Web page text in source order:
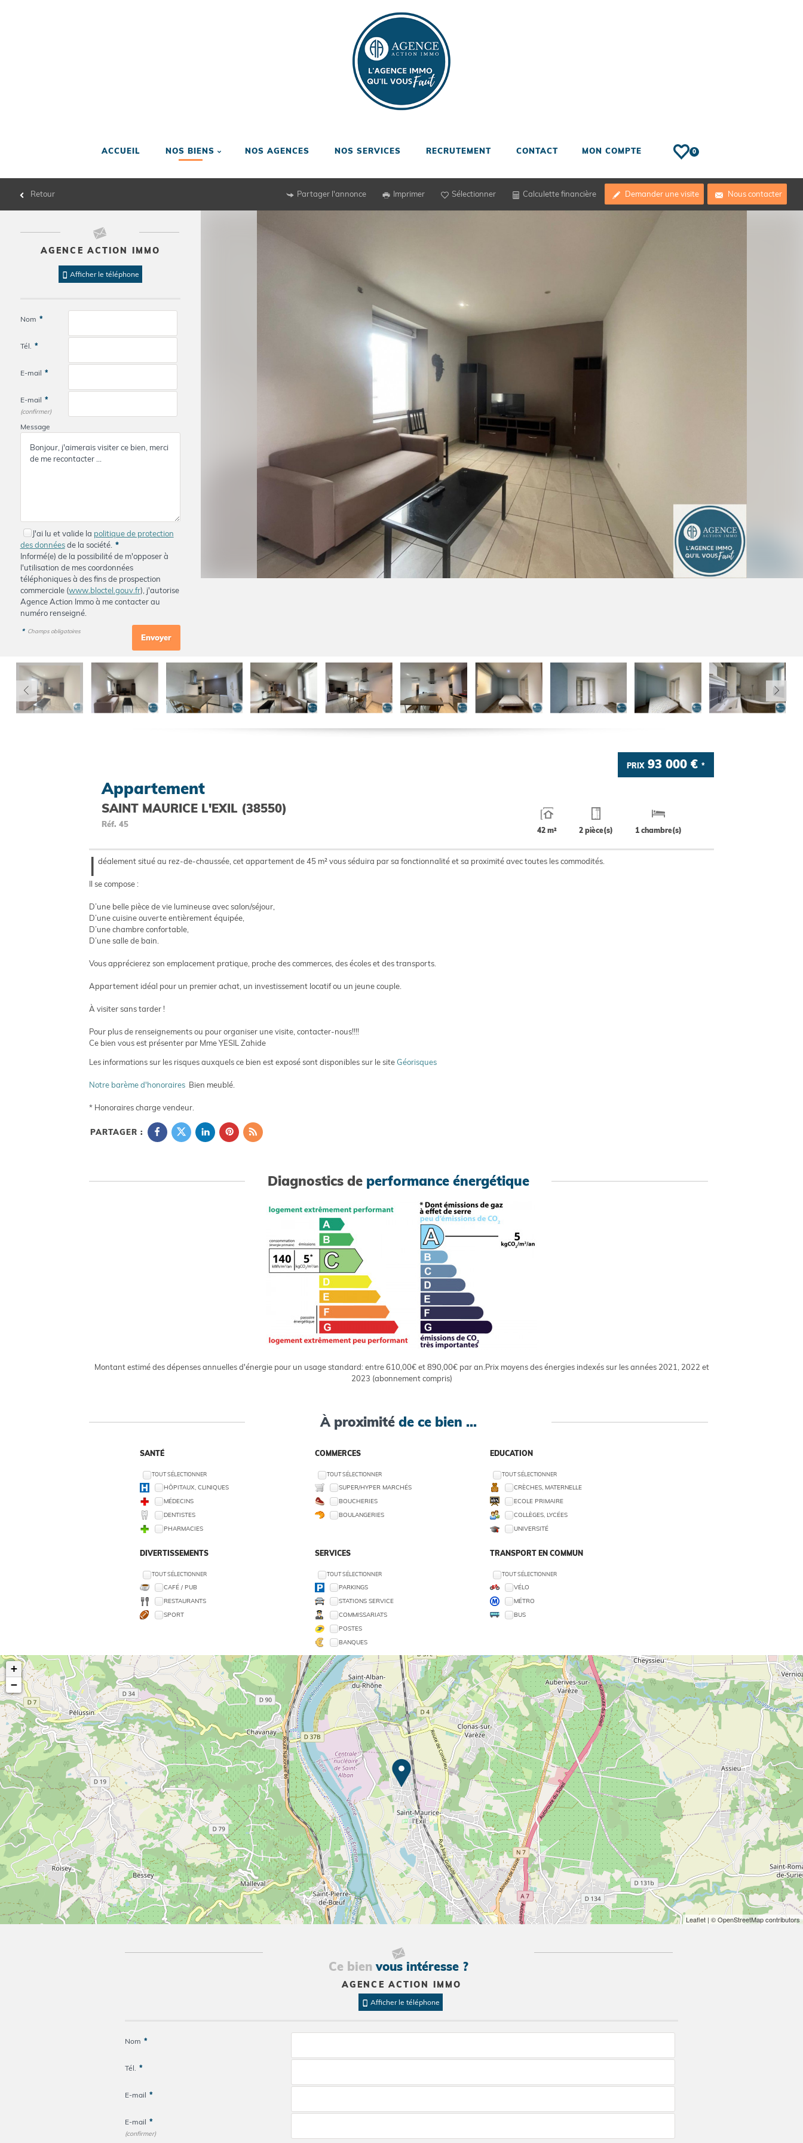
ACCUEIL NOS BIENS NOS AGENCES NOS SERVICES RECRUTEMENT CONTACT MON COMPTE 0
Retour Partager l'annonce Imprimer Sélectionner Calculette financière Demander une visite Nous contacter
AGENCE ACTION IMMO
Afficher le téléphone
Nom *
Tél. *
E-mail *
E-mail *
(confirmer)
Message
J'ai lu et valide la politique de protection
des donnéesde la société. *
Informé(e) de la possibilité de m'opposer à
l'utilisation de mes coordonnées
téléphoniques à des fins de prospection
commerciale (www.bloctel.gouv.fr), j'autorise
Agence Action Immo à me contacter au
numéro renseigné.
* Champs obligatoires
PRIX93 000 €*
Appartement
SAINT MAURICE L'EXIL (38550)
Réf. 45
42 m² 2 pièce(s) 1 chambre(s)
I déalement situé au rez-de-chaussée, cet appartement de 45 m² vous séduira par sa fonctionnalité et sa proximité avec toutes les commodités.
Il se compose :
D’une belle pièce de vie lumineuse avec salon/séjour,
D’une cuisine ouverte entièrement équipée,
D’une chambre confortable,
D’une salle de bain.
Vous apprécierez son emplacement pratique, proche des commerces, des écoles et des transports.
Appartement idéal pour un premier achat, un investissement locatif ou un jeune couple.
À visiter sans tarder !
Pour plus de renseignements ou pour organiser une visite, contacter-nous!!!!
Ce bien vous est présenter par Mme YESIL Zahide
Les informations sur les risques auxquels ce bien est exposé sont disponibles sur le siteGéorisques
Notre barème d'honoraires Bien meublé.
* Honoraires charge vendeur.
PARTAGER :
Diagnostics de performance énergétique
Montant estimé des dépenses annuelles d'énergie pour un usage standard: entre 610,00€ et 890,00€ par an.Prix moyens des énergies indexés sur les années 2021, 2022 et
2023 (abonnement compris)
À proximité de ce bien ...
SANTÉ
TOUT SÉLECTIONNER
HÔPITAUX, CLINIQUES
MÉDECINS
DENTISTES
PHARMACIES
COMMERCES
TOUT SÉLECTIONNER
SUPER/HYPER MARCHÉS
BOUCHERIES
BOULANGERIES
EDUCATION
TOUT SÉLECTIONNER
CRÈCHES, MATERNELLE
ECOLE PRIMAIRE
COLLÈGES, LYCÉES
UNIVERSITÉ
DIVERTISSEMENTS
TOUT SÉLECTIONNER
CAFÉ / PUB
RESTAURANTS
SPORT
SERVICES
TOUT SÉLECTIONNER
PARKINGS
STATIONS SERVICE
COMMISSARIATS
POSTES
BANQUES
TRANSPORT EN COMMUN
TOUT SÉLECTIONNER
VÉLO
MÉTRO
BUS
+
−
Leaflet | © OpenStreetMap contributors
Ce bienvous intéresse ?
AGENCE ACTION IMMO
Afficher le téléphone
Nom *
Tél. *
E-mail *
E-mail *
(confirmer)